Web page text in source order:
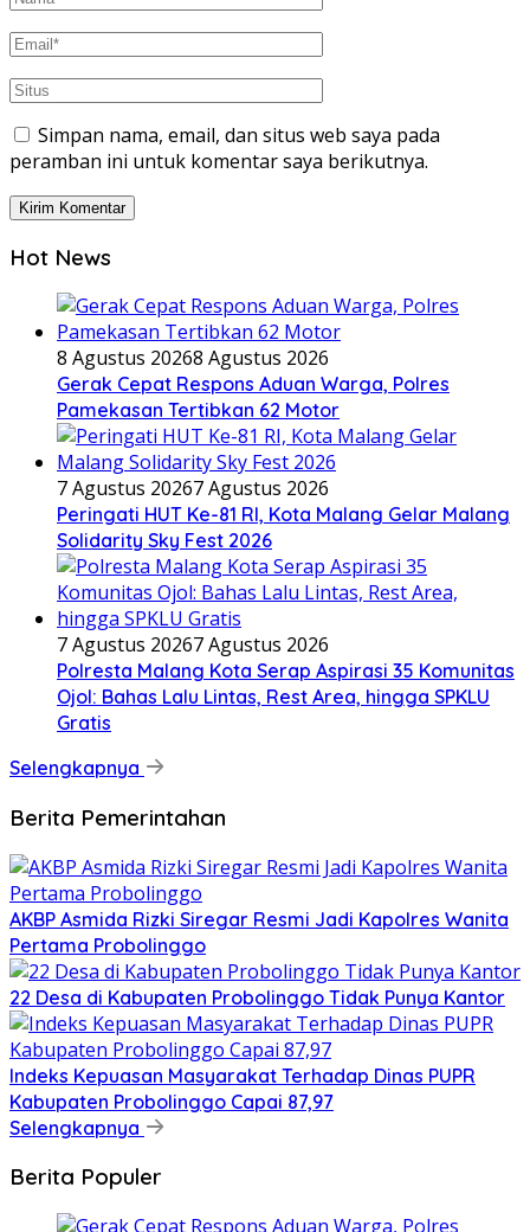
Simpan nama, email, dan situs web saya pada
peramban ini untuk komentar saya berikutnya.
Hot News
8 Agustus 20268 Agustus 2026
Gerak Cepat Respons Aduan Warga, Polres
Pamekasan Tertibkan 62 Motor
7 Agustus 20267 Agustus 2026
Peringati HUT Ke-81 RI, Kota Malang Gelar Malang
Solidarity Sky Fest 2026
7 Agustus 20267 Agustus 2026
Polresta Malang Kota Serap Aspirasi 35 Komunitas
Ojol: Bahas Lalu Lintas, Rest Area, hingga SPKLU
Gratis
Selengkapnya
Berita Pemerintahan
AKBP Asmida Rizki Siregar Resmi Jadi Kapolres Wanita
Pertama Probolinggo
22 Desa di Kabupaten Probolinggo Tidak Punya Kantor
Indeks Kepuasan Masyarakat Terhadap Dinas PUPR
Kabupaten Probolinggo Capai 87,97
Selengkapnya
Berita Populer